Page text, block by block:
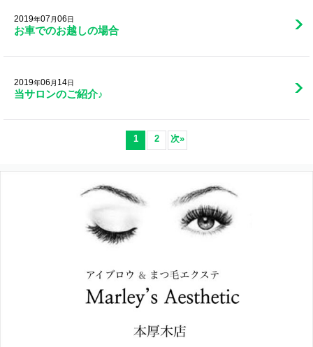
2019年07 月06日
お車でのお越しの場合
2019年06 月 14日
当サロンのご紹介♪
1 2 次»